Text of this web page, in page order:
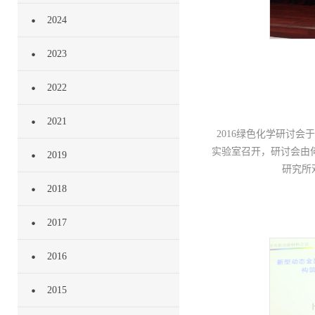
2024
2023
2022
2021
2019
2018
2017
2016
2015
2016绿色化学研讨会
实验室召开，研讨会由
研究所